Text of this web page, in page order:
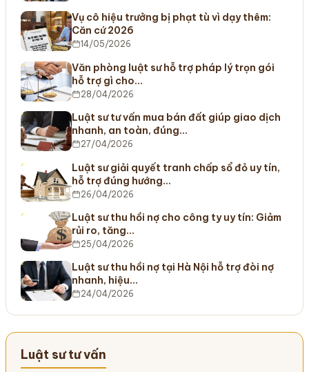
Vụ cô hiệu trưởng bị phạt tù vì dạy thêm:
Căn cứ 2026
14/05/2026
Văn phòng luật sư hỗ trợ pháp lý trọn gói
hỗ trợ gì cho…
28/04/2026
Luật sư tư vấn mua bán đất giúp giao dịch
nhanh, an toàn, đúng…
27/04/2026
Luật sư giải quyết tranh chấp sổ đỏ uy tín,
hỗ trợ đúng hướng…
26/04/2026
Luật sư thu hồi nợ cho công ty uy tín: Giảm
rủi ro, tăng…
25/04/2026
Luật sư thu hồi nợ tại Hà Nội hỗ trợ đòi nợ
nhanh, hiệu…
24/04/2026
Luật sư tư vấn